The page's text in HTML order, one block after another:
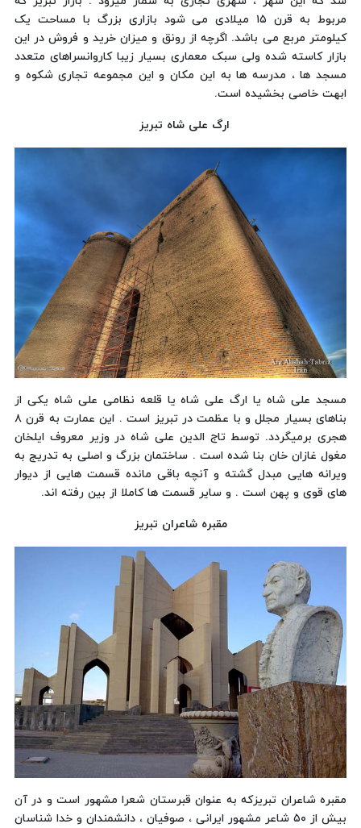
مربوط به قرن ۱۵ میلادی می شود بازاری بزرگ با مساحت یک
کیلومتر مربع می باشد. اگرچه از رونق و میزان خرید و فروش در این
بازار کاسته شده ولی سبک معماری بسیار زیبا کاروانسراهای متعدد
مسجد ها ، مدرسه ها به این مکان و این مجموعه تجاری شکوه و
ابهت خاصی بخشیده است.
ارگ علی شاه تبریز
مسجد علی شاه یا ارگ علی شاه یا قلعه نظامی علی شاه یکی از
بناهای بسیار مجلل و با عظمت در تبریز است . این عمارت به قرن ۸
هجری برمیگردد. توسط تاج الدین علی شاه در وزیر معروف ایلخان
مغول غازان خان بنا شده است . ساختمان بزرگ و اصلی به تدریج به
ویرانه هایی مبدل گشته و آنچه باقی مانده قسمت هایی از دیوار
های قوی و پهن است . و سایر قسمت ها کاملا از بین رفته اند.
مقبره شاعران تبریز
مقبره شاعران تبریزکه به عنوان قبرستان شعرا مشهور است و در آن
بیش از ۵۰ شاعر مشهور ایرانی ، صوفیان ، دانشمندان و خدا شناسان